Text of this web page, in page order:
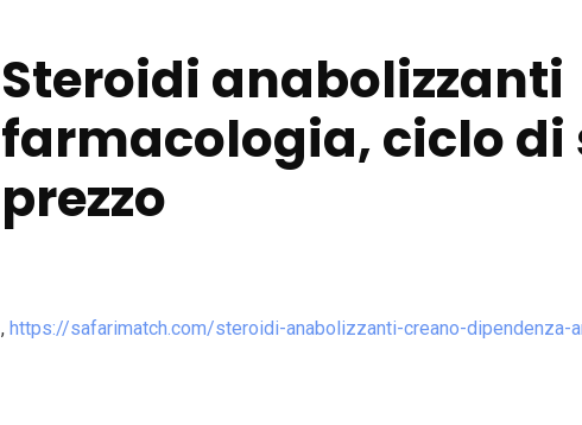
Steroidi anabolizzanti
farmacologia, ciclo di
prezzo
, https://safarimatch.com/steroidi-anabolizzanti-creano-